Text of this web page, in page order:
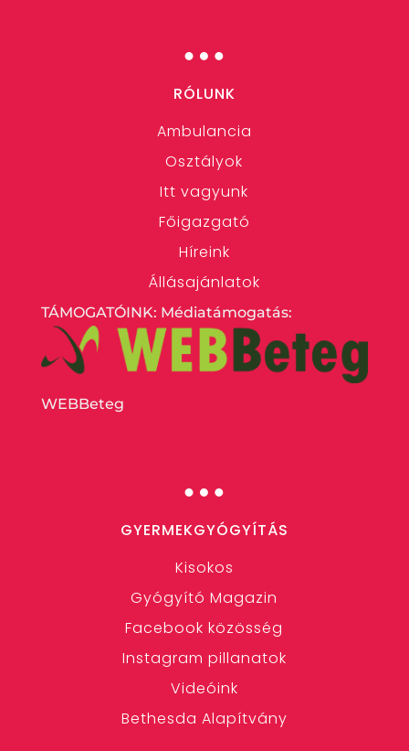
…
RÓLUNK
Ambulancia
Osztályok
Itt vagyunk
Főigazgató
Híreink
Állásajánlatok
TÁMOGATÓINK: Médiatámogatás:
WEBBeteg
…
GYERMEKGYÓGYÍTÁS
Kisokos
Gyógyító Magazin
Facebook közösség
Instagram pillanatok
Videóink
Bethesda Alapítvány